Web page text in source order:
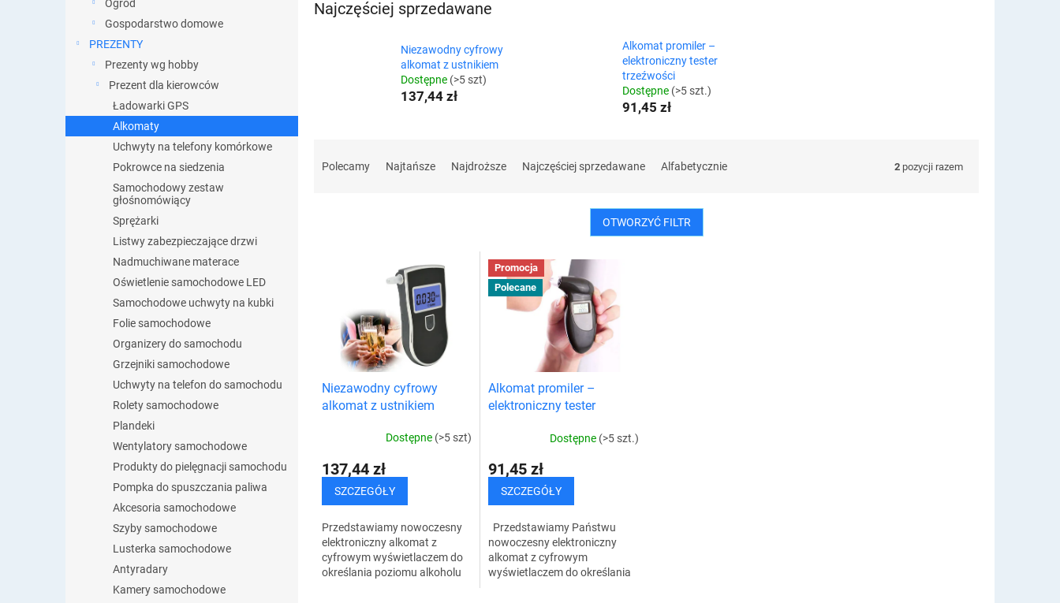
Ogród
Gospodarstwo domowe
PREZENTY
Prezenty wg hobby
Prezent dla kierowców
Ładowarki GPS
Alkomaty
Uchwyty na telefony komórkowe
Pokrowce na siedzenia
Samochodowy zestaw
głośnomówiący
Sprężarki
Listwy zabezpieczające drzwi
Nadmuchiwane materace
Oświetlenie samochodowe LED
Samochodowe uchwyty na kubki
Folie samochodowe
Organizery do samochodu
Grzejniki samochodowe
Uchwyty na telefon do samochodu
Rolety samochodowe
Plandeki
Wentylatory samochodowe
Produkty do pielęgnacji samochodu
Pompka do spuszczania paliwa
Akcesoria samochodowe
Szyby samochodowe
Lusterka samochodowe
Antyradary
Kamery samochodowe
Najczęściej sprzedawane
Niezawodny cyfrowy
alkomat z ustnikiem
Dostępne (>5 szt)
137,44 zł
Alkomat promiler –
elektroniczny tester
trzeźwości
Dostępne (>5 szt.)
91,45 zł
w
Polecamy Najtańsze Najdroższe Najczęściej sprzedawane Alfabetycznie 2 pozycji razem
OTWORZYĆ FILTR
Niezawodny cyfrowy
alkomat z ustnikiem
Dostępne (>5 szt)
137,44 zł
SZCZEGÓŁY
Przedstawiamy nowoczesny
elektroniczny alkomat z
cyfrowym wyświetlaczem do
określania poziomu alkoholu
Promocja
Polecane
Alkomat promiler –
elektroniczny tester
Dostępne (>5 szt.)
91,45 zł
SZCZEGÓŁY
Przedstawiamy Państwu
nowoczesny elektroniczny
alkomat z cyfrowym
wyświetlaczem do określania